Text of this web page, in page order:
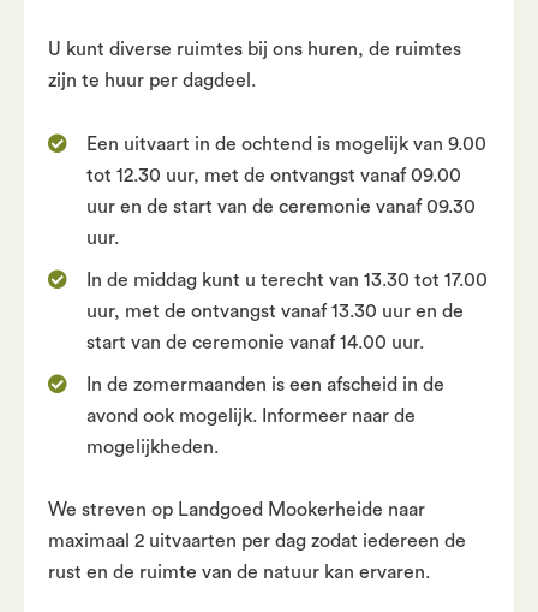
U kunt diverse ruimtes bij ons huren, de ruimtes
zijn te huur per dagdeel.
Een uitvaart in de ochtend is mogelijk van 9.00
tot 12.30 uur, met de ontvangst vanaf 09.00
uur en de start van de ceremonie vanaf 09.30
uur.
In de middag kunt u terecht van 13.30 tot 17.00
uur, met de ontvangst vanaf 13.30 uur en de
start van de ceremonie vanaf 14.00 uur.
In de zomermaanden is een afscheid in de
avond ook mogelijk. Informeer naar de
mogelijkheden.
We streven op Landgoed Mookerheide naar
maximaal 2 uitvaarten per dag zodat iedereen de
rust en de ruimte van de natuur kan ervaren.